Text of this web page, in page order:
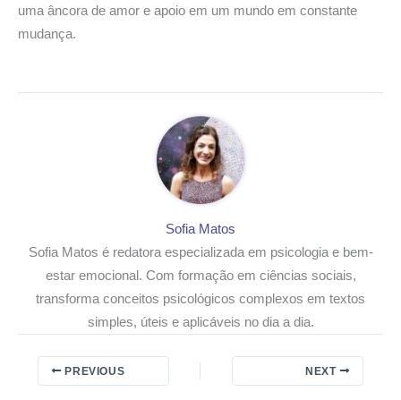
uma âncora de amor e apoio em um mundo em constante
mudança.
Sofia Matos
Sofia Matos é redatora especializada em psicologia e bem-
estar emocional. Com formação em ciências sociais,
transforma conceitos psicológicos complexos em textos
simples, úteis e aplicáveis no dia a dia.
PREVIOUS NEXT